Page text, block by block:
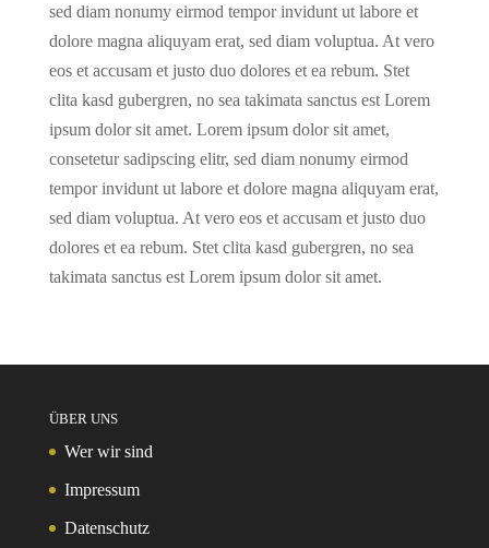
sed diam nonumy eirmod tempor invidunt ut labore et
dolore magna aliquyam erat, sed diam voluptua. At vero
eos et accusam et justo duo dolores et ea rebum. Stet
clita kasd gubergren, no sea takimata sanctus est Lorem
ipsum dolor sit amet. Lorem ipsum dolor sit amet,
consetetur sadipscing elitr, sed diam nonumy eirmod
tempor invidunt ut labore et dolore magna aliquyam erat,
sed diam voluptua. At vero eos et accusam et justo duo
dolores et ea rebum. Stet clita kasd gubergren, no sea
takimata sanctus est Lorem ipsum dolor sit amet.
ÜBER UNS
Wer wir sind
Impressum
Datenschutz